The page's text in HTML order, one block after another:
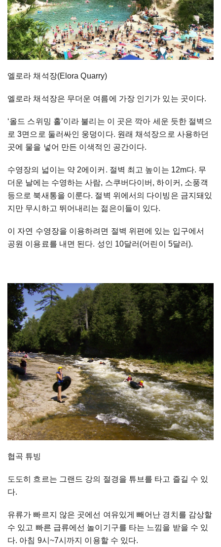
엘로라 채석장(Elora Quarry)
엘로라 채석장은 무더운 여름에 가장 인기가 있는 곳이다.
‘올드 스위밍 홀’이라 불리는 이 곳은 깍아 세운 듯한 절벽으
로 3면으로 둘러싸인 웅덩이다. 원래 채석장으로 사용하던
곳에 물을 넣어 만든 이색적인 공간이다.
수영장의 넓이는 약 2에이커. 절벽 최고 높이는 12m다. 무
더운 날에는 수영하는 사람, 스쿠버다이버, 하이커, 소풍객
등으로 북새통을 이룬다. 절벽 위에서의 다이빙은 금지돼있
지만 무시하고 뛰어내리는 젊은이들이 있다.
이 자연 수영장을 이용하려면 절벽 위편에 있는 입구에서
공원 이용료를 내면 된다. 성인 10달러(어린이 5달러).
협곡 튜빙
도도히 흐르는 그랜드 강의 절경을 튜브를 타고 즐길 수 있
다.
유류가 빠르지 않은 곳에선 여유있게 빼어난 경치를 감상할
수 있고 빠른 급류에선 놀이기구를 타는 느낌을 받을 수 있
다. 아침 9시~7시까지 이용할 수 있다.